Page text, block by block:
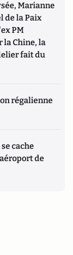
Marianne
de la Paix
PM
la Chine, la
fait du
régalienne
cache
de